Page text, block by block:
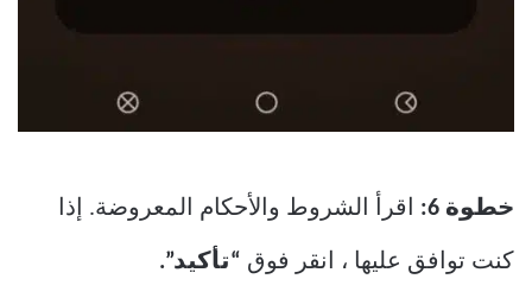
خطوة 6: اقرأ الشروط والأحكام المعروضة. إذا
كنت توافق عليها ، انقر فوق “تأكيد”.